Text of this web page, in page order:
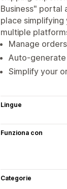
Business" portal
place
multiple
Manage
Auto-generate
Simplify your
Lingue
Funziona con
Categorie